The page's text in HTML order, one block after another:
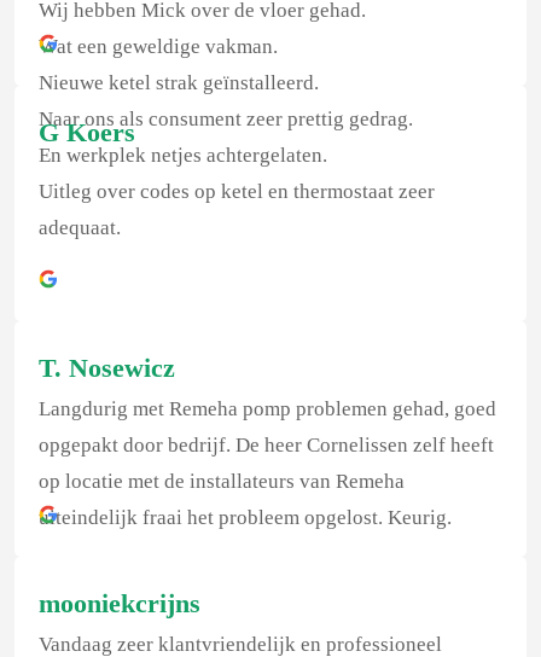
Wij hebben Mick over de vloer gehad.
Wat een geweldige vakman.
Nieuwe ketel strak geïnstalleerd.
Naar ons als consument zeer prettig gedrag.
En werkplek netjes achtergelaten.
Uitleg over codes op ketel en thermostaat zeer
adequaat.
G Koers
T. Nosewicz
Langdurig met Remeha pomp problemen gehad, goed
opgepakt door bedrijf. De heer Cornelissen zelf heeft
op locatie met de installateurs van Remeha
uiteindelijk fraai het probleem opgelost. Keurig.
mooniekcrijns
Vandaag zeer klantvriendelijk en professioneel